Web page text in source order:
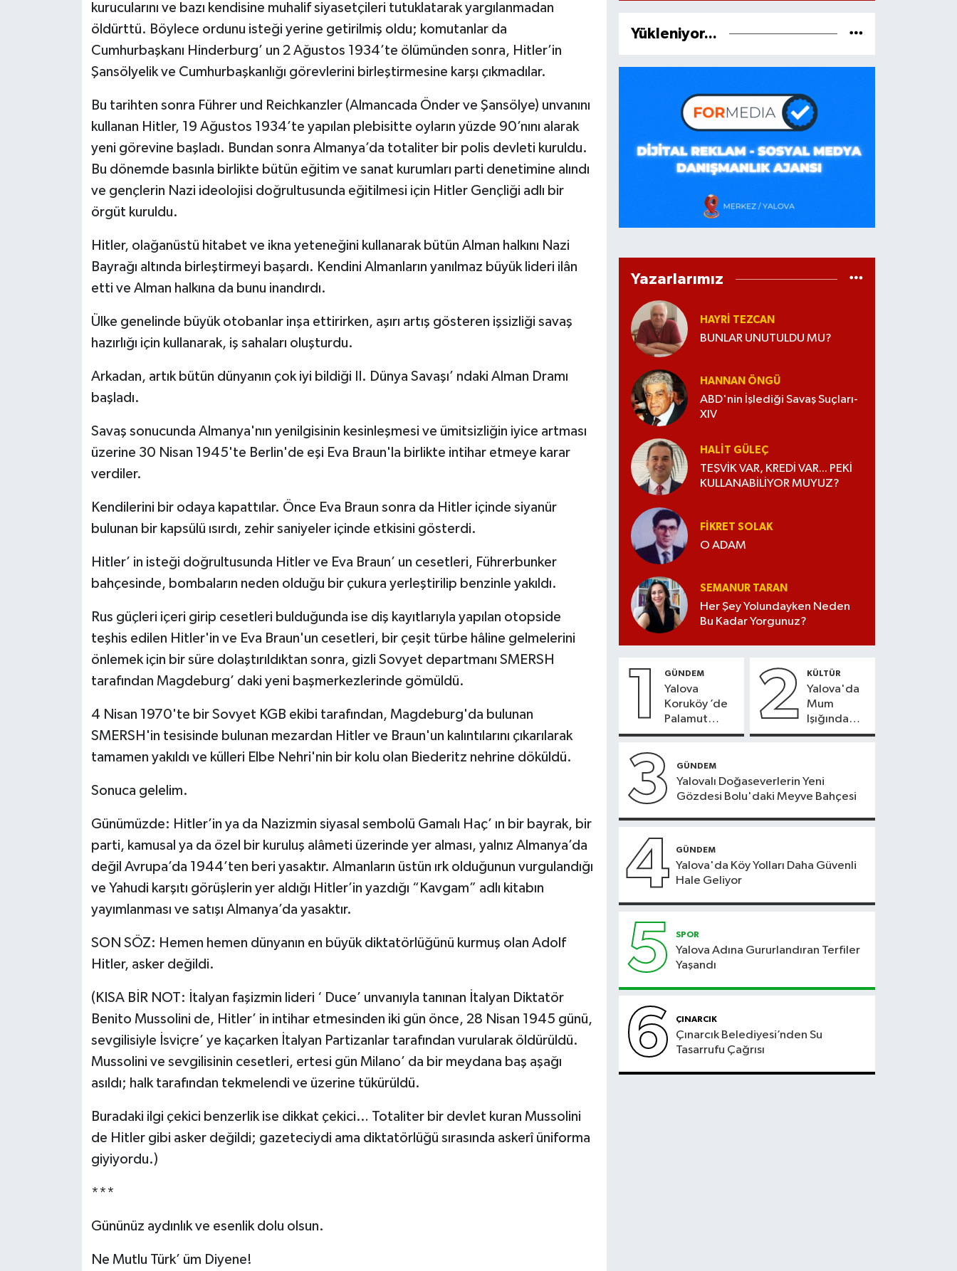
kurucularını ve bazı kendisine muhalif siyasetçileri tutuklatarak yargılanmadan
öldürttü. Böylece ordunu isteği yerine getirilmiş oldu; komutanlar da
Cumhurbaşkanı Hinderburg’ un 2 Ağustos 1934’te ölümünden sonra, Hitler’in
Şansölyelik ve Cumhurbaşkanlığı görevlerini birleştirmesine karşı çıkmadılar.
Bu tarihten sonra Führer und Reichkanzler (Almancada Önder ve Şansölye) unvanını
kullanan Hitler, 19 Ağustos 1934’te yapılan plebisitte oyların yüzde 90’nını alarak
yeni görevine başladı. Bundan sonra Almanya’da totaliter bir polis devleti kuruldu.
Bu dönemde basınla birlikte bütün eğitim ve sanat kurumları parti denetimine alındı
ve gençlerin Nazi ideolojisi doğrultusunda eğitilmesi için Hitler Gençliği adlı bir
örgüt kuruldu.
Hitler, olağanüstü hitabet ve ikna yeteneğini kullanarak bütün Alman halkını Nazi
Bayrağı altında birleştirmeyi başardı. Kendini Almanların yanılmaz büyük lideri ilân
etti ve Alman halkına da bunu inandırdı.
Ülke genelinde büyük otobanlar inşa ettirirken, aşırı artış gösteren işsizliği savaş
hazırlığı için kullanarak, iş sahaları oluşturdu.
Arkadan, artık bütün dünyanın çok iyi bildiği II. Dünya Savaşı’ ndaki Alman Dramı
başladı.
Savaş sonucunda Almanya'nın yenilgisinin kesinleşmesi ve ümitsizliğin iyice artması
üzerine 30 Nisan 1945'te Berlin'de eşi Eva Braun'la birlikte intihar etmeye karar
verdiler.
Kendilerini bir odaya kapattılar. Önce Eva Braun sonra da Hitler içinde siyanür
bulunan bir kapsülü ısırdı, zehir saniyeler içinde etkisini gösterdi.
Hitler’ in isteği doğrultusunda Hitler ve Eva Braun’ un cesetleri, Führerbunker
bahçesinde, bombaların neden olduğu bir çukura yerleştirilip benzinle yakıldı.
Rus güçleri içeri girip cesetleri bulduğunda ise diş kayıtlarıyla yapılan otopside
teşhis edilen Hitler'in ve Eva Braun'un cesetleri, bir çeşit türbe hâline gelmelerini
önlemek için bir süre dolaştırıldıktan sonra, gizli Sovyet departmanı SMERSH
tarafından Magdeburg’ daki yeni başmerkezlerinde gömüldü.
4 Nisan 1970'te bir Sovyet KGB ekibi tarafından, Magdeburg'da bulunan
SMERSH'in tesisinde bulunan mezardan Hitler ve Braun'un kalıntılarını çıkarılarak
tamamen yakıldı ve külleri Elbe Nehri'nin bir kolu olan Biederitz nehrine döküldü.
Sonuca gelelim.
Günümüzde: Hitler’in ya da Nazizmin siyasal sembolü Gamalı Haç’ ın bir bayrak, bir
parti, kamusal ya da özel bir kuruluş alâmeti üzerinde yer alması, yalnız Almanya’da
değil Avrupa’da 1944’ten beri yasaktır. Almanların üstün ırk olduğunun vurgulandığı
ve Yahudi karşıtı görüşlerin yer aldığı Hitler’in yazdığı “Kavgam” adlı kitabın
yayımlanması ve satışı Almanya’da yasaktır.
SON SÖZ: Hemen hemen dünyanın en büyük diktatörlüğünü kurmuş olan Adolf
Hitler, asker değildi.
(KISA BİR NOT: İtalyan faşizmin lideri ‘ Duce’ unvanıyla tanınan İtalyan Diktatör
Benito Mussolini de, Hitler’ in intihar etmesinden iki gün önce, 28 Nisan 1945 günü,
sevgilisiyle İsviçre’ ye kaçarken İtalyan Partizanlar tarafından vurularak öldürüldü.
Mussolini ve sevgilisinin cesetleri, ertesi gün Milano’ da bir meydana baş aşağı
asıldı; halk tarafından tekmelendi ve üzerine tükürüldü.
Buradaki ilgi çekici benzerlik ise dikkat çekici… Totaliter bir devlet kuran Mussolini
de Hitler gibi asker değildi; gazeteciydi ama diktatörlüğü sırasında askerî üniforma
giyiyordu.)
***
Gününüz aydınlık ve esenlik dolu olsun.
Ne Mutlu Türk’ üm Diyene!
Yükleniyor...
Yazarlarımız
HAYRI TEZCAN
BUNLAR UNUTULDU MU?
HANNAN ÖNGÜ
ABD'nin İşlediği Savaş Suçları-
XIV
HALIT GÜLEÇ
TEŞVİK VAR, KREDİ VAR... PEKİ
KULLANABİLİYOR MUYUZ?
FIKRET SOLAK
O ADAM
SEMANUR TARAN
Her Şey Yolundayken Neden
Bu Kadar Yorgunuz?
1 GÜNDEM
Yalova
Koruköy ’de
Palamut
Sezonu
2 KÜLTÜR
Yalova'da
Mum
Işığında
Konser
3 GÜNDEM
Yalovalı Doğaseverlerin Yeni
Gözdesi Bolu'daki Meyve Bahçesi
4 GÜNDEM
Yalova'da Köy Yolları Daha Güvenli
Hale Geliyor
5 SPOR
Yalova Adına Gururlandıran Terfiler
Yaşandı
6 ÇINARCIK
Çınarcık Belediyesi’nden Su
Tasarrufu Çağrısı